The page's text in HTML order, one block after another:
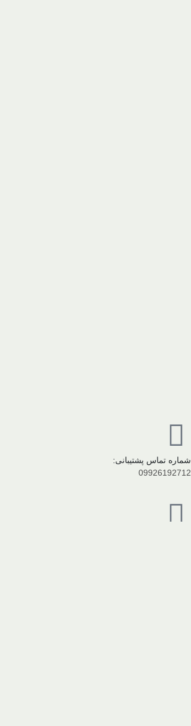
شماره تماس پشتیبانی:
09926192712